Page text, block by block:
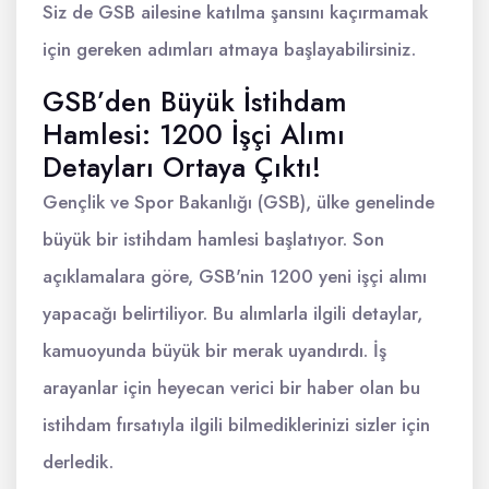
Siz de GSB ailesine katılma şansını kaçırmamak
için gereken adımları atmaya başlayabilirsiniz.
GSB’den Büyük İstihdam
Hamlesi: 1200 İşçi Alımı
Detayları Ortaya Çıktı!
Gençlik ve Spor Bakanlığı (GSB), ülke genelinde
büyük bir istihdam hamlesi başlatıyor. Son
açıklamalara göre, GSB'nin 1200 yeni işçi alımı
yapacağı belirtiliyor. Bu alımlarla ilgili detaylar,
kamuoyunda büyük bir merak uyandırdı. İş
arayanlar için heyecan verici bir haber olan bu
istihdam fırsatıyla ilgili bilmediklerinizi sizler için
derledik.